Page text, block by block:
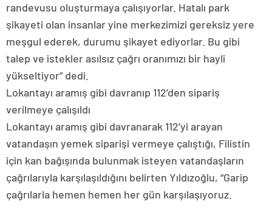
randevusu oluşturmaya çalışıyorlar. Hatalı park
şikayeti olan insanlar yine merkezimizi gereksiz yere
meşgul ederek, durumu şikayet ediyorlar. Bu gibi
talep ve istekler asılsız çağrı oranımızı bir hayli
yükseltiyor” dedi.
Lokantayı aramış gibi davranıp 112’den sipariş
verilmeye çalışıldı
Lokantayı aramış gibi davranarak 112’yi arayan
vatandaşın yemek siparişi vermeye çalıştığı, Filistin
için kan bağışında bulunmak isteyen vatandaşların
çağrılarıyla karşılaşıldığını belirten Yıldızoğlu, “Garip
çağrılarla hemen hemen her gün karşılaşıyoruz.